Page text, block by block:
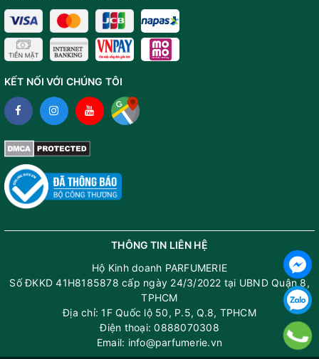
KẾT NỐI VỚI CHÚNG TÔI
THÔNG TIN LIÊN HỆ
Hộ Kinh doanh PARFUMERIE
Số ĐKKD 41H8185878 cấp ngày 24/3/2022 tại UBND Quận 8,
TPHCM
Địa chỉ: 1F Quốc lộ 50, P.5, Q.8, TPHCM
Điện thoại: 0888070308
Email: info@parfumerie.vn